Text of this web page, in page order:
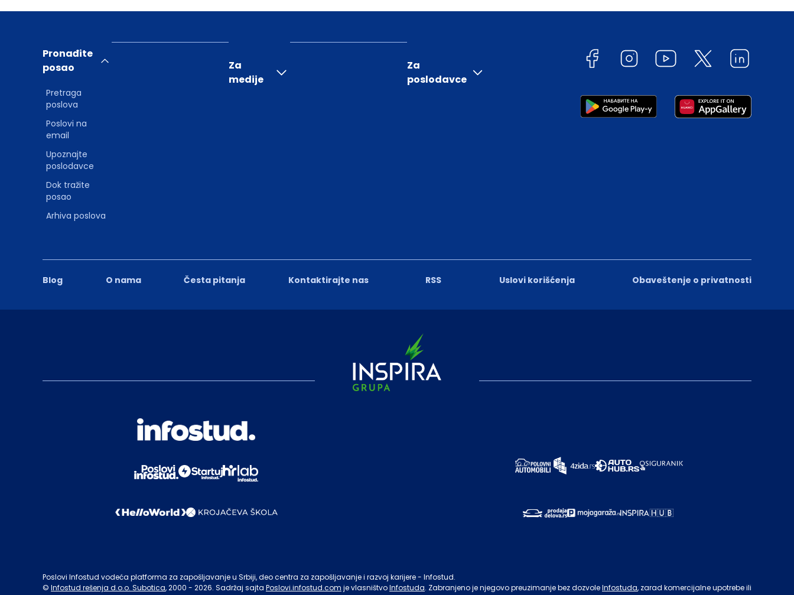
Blog O nama Česta pitanja Kontaktirajte nas RSS Uslovi korišćenja Obaveštenje o privatnosti
Pronađite
posao
Pretraga
poslova
Poslovi na
email
Upoznajte
poslodavce
Dok tražite
posao
Arhiva poslova
Za
medije
Za
poslodavce
Poslovi Infostud vodeća platforma za zapošljavanje u Srbiji, deo centra za zapošljavanje i razvoj karijere - Infostud.
© Infostud rešenja d.o.o. Subotica, 2000 - 2026. Sadržaj sajta Poslovi.infostud.com je vlasništvoInfostuda. Zabranjeno je njegovo preuzimanje bez dozvoleInfostuda, zarad komercijalne upotrebe ili